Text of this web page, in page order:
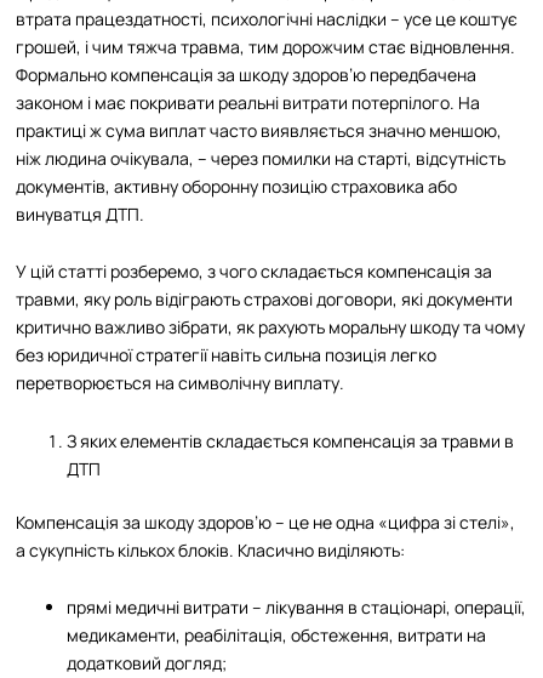
втрата працездатності, психологічні наслідки – усе це коштує
грошей, і чим тяжча травма, тим дорожчим стає відновлення.
Формально компенсація за шкоду здоров’ю передбачена
законом і має покривати реальні витрати потерпілого. На
практиці ж сума виплат часто виявляється значно меншою,
ніж людина очікувала, – через помилки на старті, відсутність
документів, активну оборонну позицію страховика або
винуватця ДТП.
У цій статті розберемо, з чого складається компенсація за
травми, яку роль відіграють страхові договори, які документи
критично важливо зібрати, як рахують моральну шкоду та чому
без юридичної стратегії навіть сильна позиція легко
перетворюється на символічну виплату.
З яких елементів складається компенсація за травми в
ДТП
Компенсація за шкоду здоров’ю – це не одна «цифра зі стелі»,
а сукупність кількох блоків. Класично виділяють:
прямі медичні витрати – лікування в стаціонарі, операції,
медикаменти, реабілітація, обстеження, витрати на
додатковий догляд;